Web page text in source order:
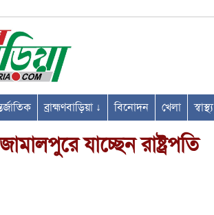
ব্রাহ্মণবাড়িয়া ↓ বিনোদন খেলা স্বাস্থ্য
জামালপুরে যাচ্ছেন রাষ্ট্রপতি